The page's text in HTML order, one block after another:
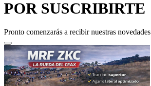
POR SUSCRIBIRTE
Pronto comenzarás a recibir nuestras novedades